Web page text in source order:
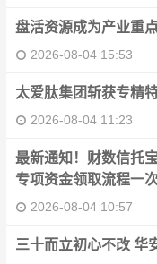
盘活资源成为产业重
2026-08-04 15:53
太爱肽集团斩获专精
2026-08-04 11:23
最新通知！财数信托
专项资金领取流程一次
2026-08-04 10:57
三十而立初心不改 华